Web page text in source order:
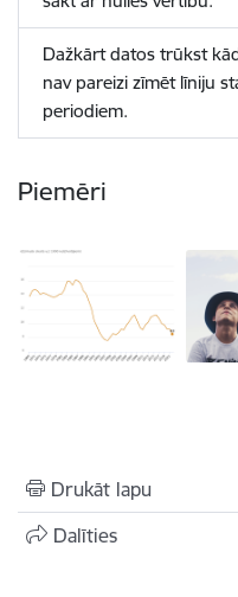
Dažkārt datos trūkst
nav pareizi zīmēt līniju
periodiem.
Piemēri
Drukāt lapu
Dalīties